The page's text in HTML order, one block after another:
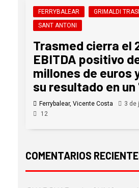
FERRYBALEAR
GRIMALDI
SANT ANTONI
Trasmed cierra el
EBITDA positivo
millones de euros
su resultado en un
Ferrybalear, Vicente Costa
3 de
12
COMENTARIOS